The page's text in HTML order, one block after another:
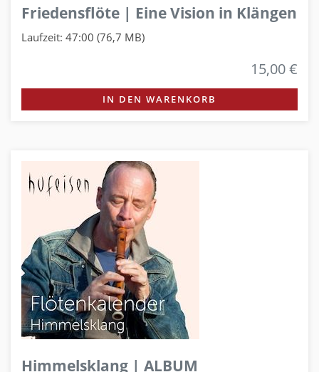
Friedensflöte | Eine Vision in Klängen
Laufzeit: 47:00 (76,7 MB)
15,00 €
IN DEN WARENKORB
Himmelsklang | ALBUM